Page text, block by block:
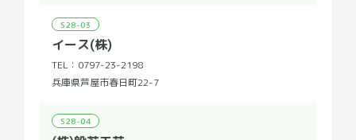
S28-03
イース(株)
TEL： 0797-23-2198
兵庫県芦屋市春日町22-7
S28-04